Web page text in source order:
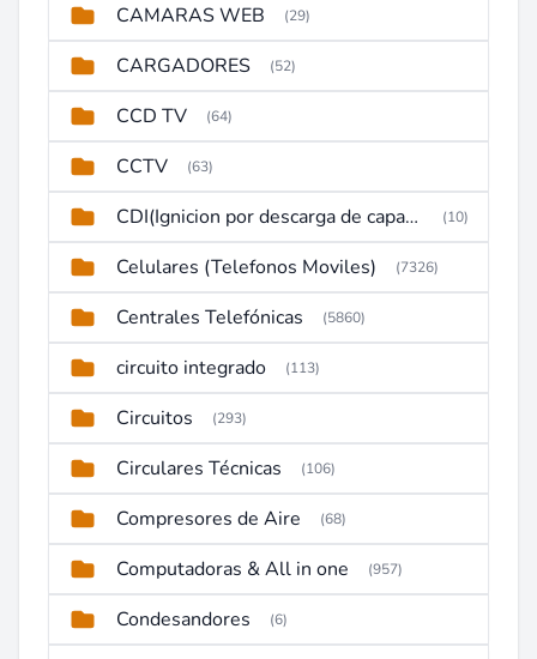
CAMARAS WEB (29)
CARGADORES (52)
CCD TV (64)
CCTV (63)
CDI(Ignicion por descarga de capacitor) (10)
Celulares (Telefonos Moviles) (7326)
Centrales Telefónicas (5860)
circuito integrado (113)
Circuitos (293)
Circulares Técnicas (106)
Compresores de Aire (68)
Computadoras & All in one (957)
Condesandores (6)